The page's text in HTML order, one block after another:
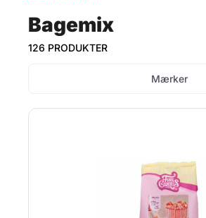
Bagemix
126 PRODUKTER
Mærker